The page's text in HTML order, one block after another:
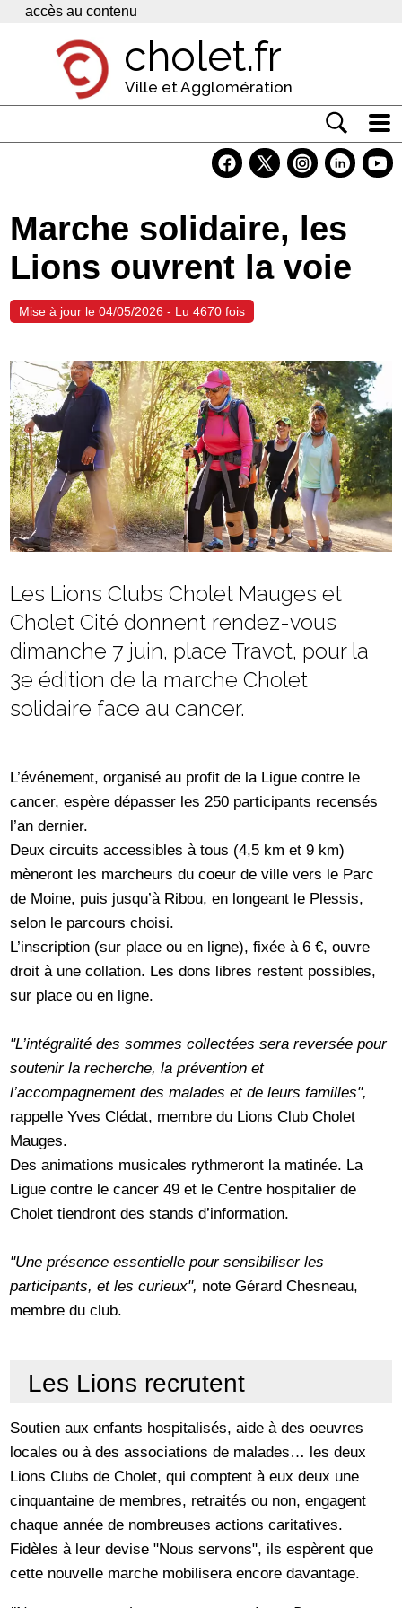
Panneau de gestion des cookies
accès au contenu
cholet.fr
Ville et Agglomération
Economie
Services
Contacts
Marche solidaire, les
Lions ouvrent la voie
Mise à jour le 04/05/2026 - Lu 4670 fois
Les Lions Clubs Cholet Mauges et
Cholet Cité donnent rendez-vous
dimanche 7 juin, place Travot, pour la
3e édition de la marche Cholet
solidaire face au cancer.
L’événement, organisé au profit de la Ligue contre le
cancer, espère dépasser les 250 participants recensés
l’an dernier.
Deux circuits accessibles à tous (4,5 km et 9 km)
mèneront les marcheurs du coeur de ville vers le Parc
de Moine, puis jusqu’à Ribou, en longeant le Plessis,
selon le parcours choisi.
L’inscription (sur place ou en ligne), fixée à 6 €, ouvre
droit à une collation. Les dons libres restent possibles,
sur place ou en ligne.
"L’intégralité des sommes collectées sera reversée pour
soutenir la recherche, la prévention et
l’accompagnement des malades et de leurs familles",
rappelle Yves Clédat, membre du Lions Club Cholet
Mauges.
Des animations musicales rythmeront la matinée. La
Ligue contre le cancer 49 et le Centre hospitalier de
Cholet tiendront des stands d’information.
"Une présence essentielle pour sensibiliser les
participants, et les curieux", note Gérard Chesneau,
membre du club.
Les Lions recrutent
Soutien aux enfants hospitalisés, aide à des oeuvres
locales ou à des associations de malades… les deux
Lions Clubs de Cholet, qui comptent à eux deux une
cinquantaine de membres, retraités ou non, engagent
chaque année de nombreuses actions caritatives.
Fidèles à leur devise "Nous servons", ils espèrent que
cette nouvelle marche mobilisera encore davantage.